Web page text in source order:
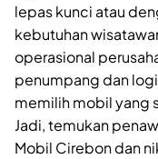
lepas kunci atau
kebutuhan
operasional
penumpang dan
memilih mobil yang
Jadi, temukan
Mobil Cirebon dan